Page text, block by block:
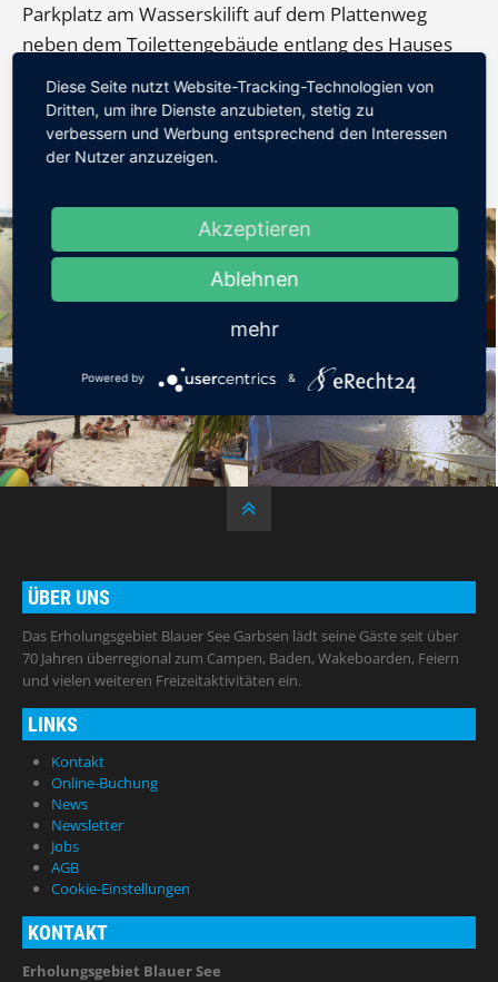
Parkplatz am Wasserskilift auf dem Plattenweg
neben dem Toilettengebäude entlang des Hauses
zur fahren.
ÜBER UNS
Das Erholungsgebiet Blauer See Garbsen lädt seine Gäste seit über
70 Jahren überregional zum Campen, Baden, Wakeboarden, Feiern
und vielen weiteren Freizeitaktivitäten ein.
LINKS
Kontakt
Online-Buchung
News
Newsletter
Jobs
AGB
Cookie-Einstellungen
KONTAKT
Erholungsgebiet Blauer See
Diese Seite nutzt Website-Tracking-Technologien von
Dritten, um ihre Dienste anzubieten, stetig zu
verbessern und Werbung entsprechend den Interessen
der Nutzer anzuzeigen.
Akzeptieren
Ablehnen
mehr
Powered by &